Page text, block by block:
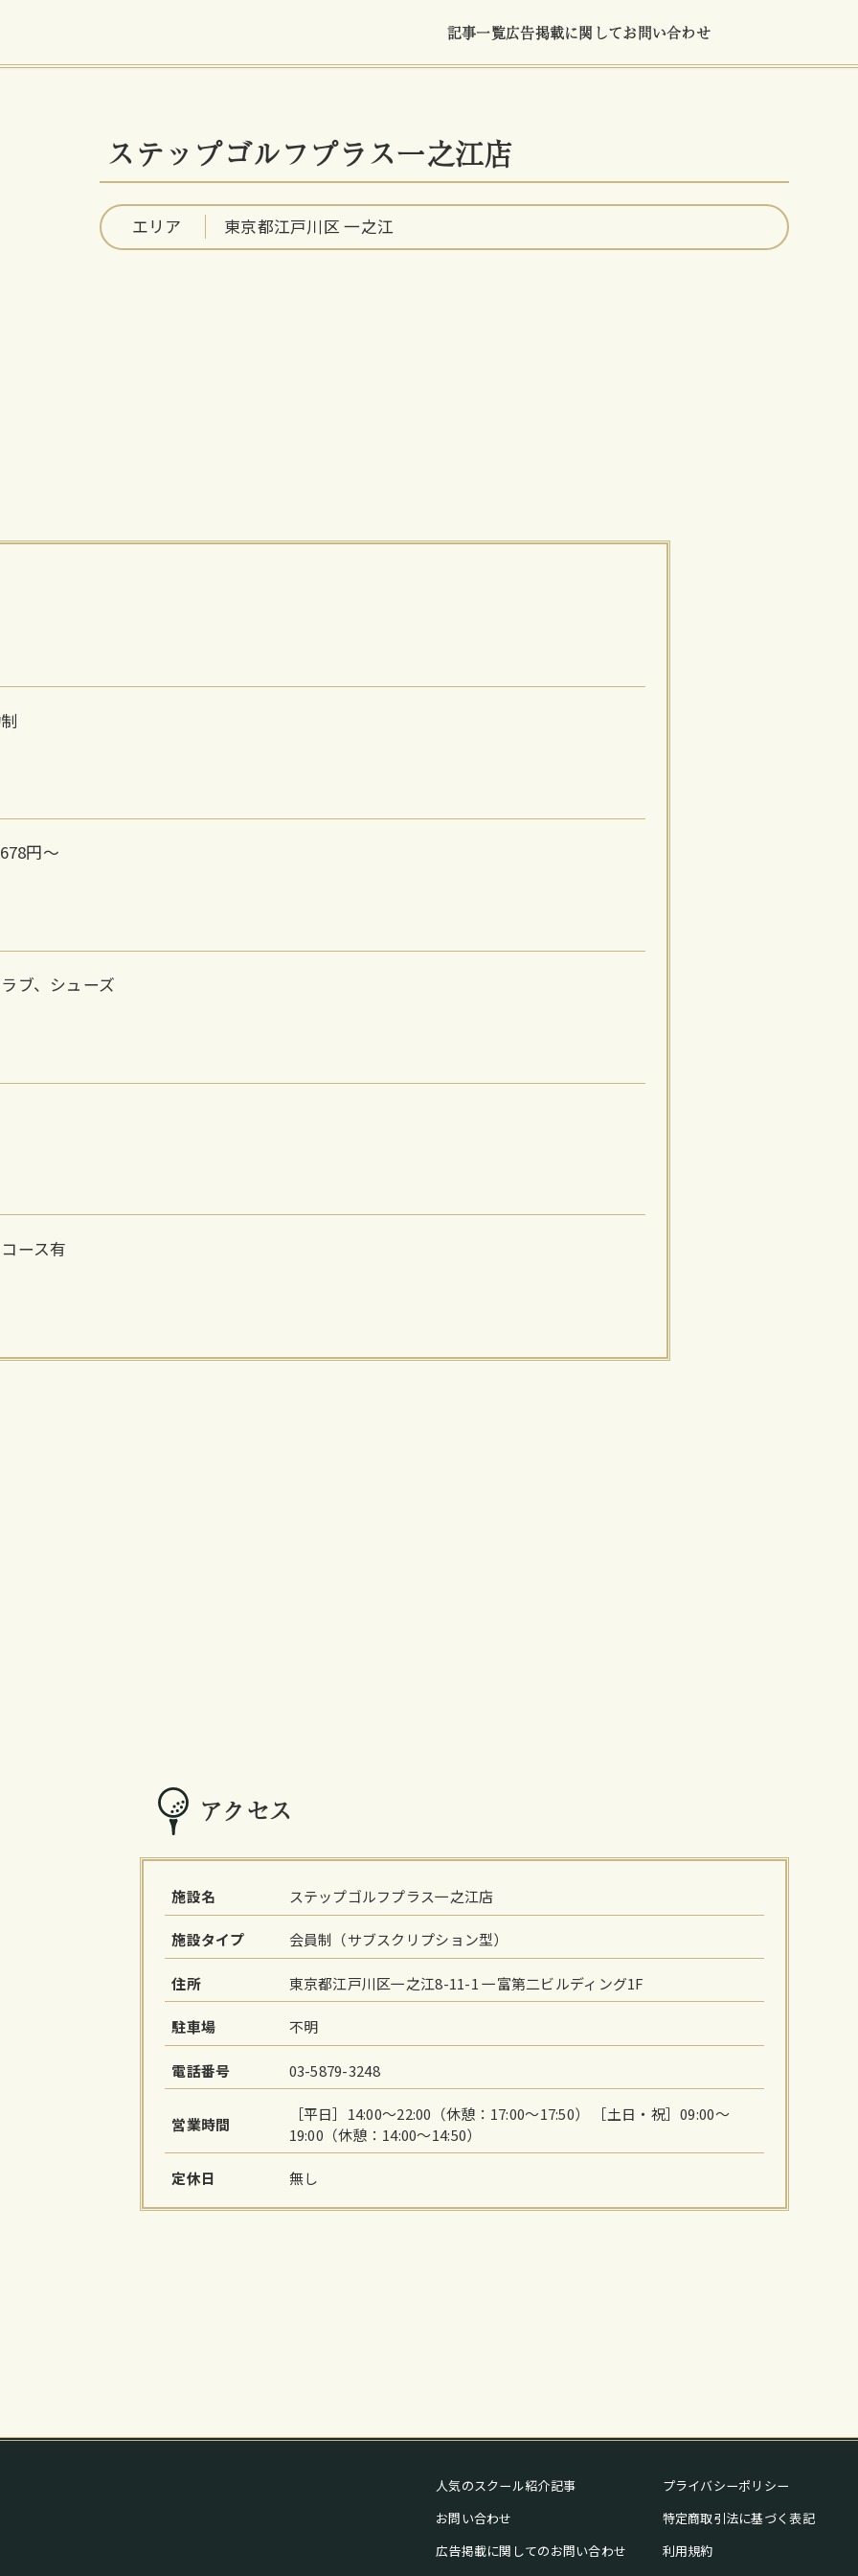
記事一覧広告掲載に関してお問い合わせ
ステップゴルフプラス一之江店
エリア 東京都江戸川区 一之江
円～
ブ、シューズ
ース有
アクセス
施設名 ステップゴルフプラス一之江店
施設タイプ 会員制（サブスクリプション型）
住所 東京都江戸川区一之江8-11-1 一富第二ビルディング1F
駐車場 不明
電話番号 03-5879-3248
営業時間
［平日］14:00～22:00（休憩：17:00～17:50） ［土日・祝］09:00～
19:00（休憩：14:00～14:50）
定休日 無し
人気のスクール紹介記事
お問い合わせ
広告掲載に関してのお問い合わせ
プライバシーポリシー
特定商取引法に基づく表記
利用規約